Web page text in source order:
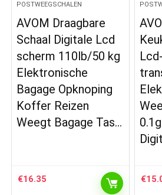
POSTWEEGSCHALEN
AVOM Draagbare
Schaal Digitale Lcd
scherm 110lb/50 kg
Elektronische
Bagage Opknoping
Koffer Reizen
Weegt Bagage Tas…
€16.35 €